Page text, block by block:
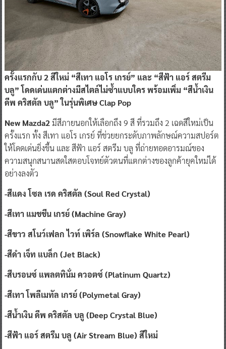
ครั้งแรกกับ 2 สีใหม่ “สีเทา แอโร เกรย์” และ “สีฟ้า แอร์ สตรีม
บลู” โดดเด่นแตกต่างมีสไตล์ไม่ซ้ำแบบใคร พร้อมเพิ่ม “สีน้ำเงิน
ดีพ คริสตัล บลู” ในรุ่นพิเศษ Clap Pop
New Mazda2มีสีภายนอกให้เลือกถึง 9 สี ที่รวมถึง 2 เฉดสีใหม่เป็น
ครั้งแรก ทั้ง สีเทา แอโร เกรย์ ที่ช่วยยกระดับภาพลักษณ์ความสปอร์ต
ให้โดดเด่นยิ่งขึ้น และ สีฟ้า แอร์ สตรีม บลู ที่ถ่ายทอดอารมณ์ของ
ความสนุกสนานสดใสตอบโจทย์ตัวตนที่แตกต่างของลูกค้ายุคใหม่ได้
อย่างลงตัว
-สีแดง โซล เรด คริสตัล (Soul Red Crystal)
-สีเทา แมชชีน เกรย์ (Machine Gray)
-สีขาว สโนว์เฟลก ไวท์ เพิร์ล (Snowflake White Pearl)
-สีดำ เจ็ท แบล็ก (Jet Black)
-สีบรอนซ์ แพลตทินั่ม ควอตซ์ (Platinum Quartz)
-สีเทา โพลีเมทัล เกรย์ (Polymetal Gray)
-สีน้ำเงิน ดีพ คริสตัล บลู (Deep Crystal Blue)
-สีฟ้า แอร์ สตรีม บลู (Air Stream Blue) สีใหม่